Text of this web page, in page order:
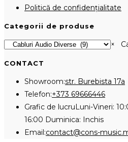
Politică de confidențialitate
Categorii de produse
×
CONTACT
Showroom:str. Burebista 17a
Telefon:+373 69666446Opens
in
Grafic de lucruLuni-Vineri:
16:00 Duminica: Inchis
Email:contact@cons-